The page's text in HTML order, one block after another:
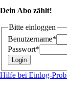
Dein Abo zählt!
Bitte einloggen
Benutzername*
Passwort*
Hilfe bei Einlog-